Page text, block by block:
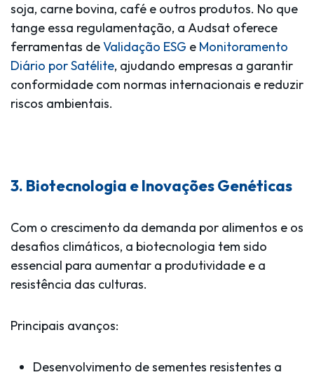
soja, carne bovina, café e outros produtos. No que
tange essa regulamentação, a Audsat oferece
ferramentas deValidação ESG e Monitoramento
Diário por Satélite, ajudando empresas a garantir
conformidade com normas internacionais e reduzir
riscos ambientais.
3. Biotecnologia e Inovações Genéticas
Com o crescimento da demanda por alimentos e os
desafios climáticos, a biotecnologia tem sido
essencial para aumentar a produtividade e a
resistência das culturas.
Principais avanços:
Desenvolvimento de sementes resistentes a